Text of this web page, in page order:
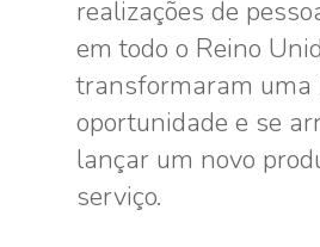
realizações de
em todo o Reino
transformaram uma
oportunidade e se
lançar um novo
serviço.